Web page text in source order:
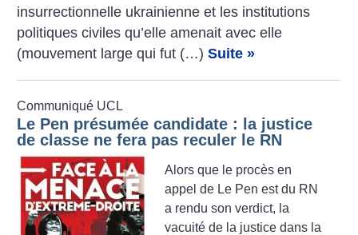
insurrectionnelle ukrainienne et les institutions
politiques civiles qu’elle amenait avec elle
(mouvement large qui fut (…)Suite »
Communiqué UCL
Le Pen présumée candidate : la justice
de classe ne fera pas reculer le RN
Alors que le procès en
appel de Le Pen est du RN
a rendu son verdict, la
vacuité de la justice dans la